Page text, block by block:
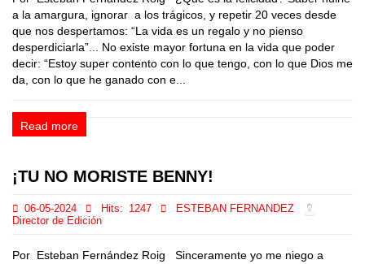
a la amargura, ignorar a los trágicos, y repetir 20 veces desde
que nos despertamos: “La vida es un regalo y no pienso
desperdiciarla”... No existe mayor fortuna en la vida que poder
decir: “Estoy super contento con lo que tengo, con lo que Dios me
da, con lo que he ganado con e...
Read more
¡TU NO MORISTE BENNY!
06-05-2024 Hits: 1247
ESTEBAN FERNANDEZ
Director de Edición
Por Esteban Fernández Roig Sinceramente yo me niego a